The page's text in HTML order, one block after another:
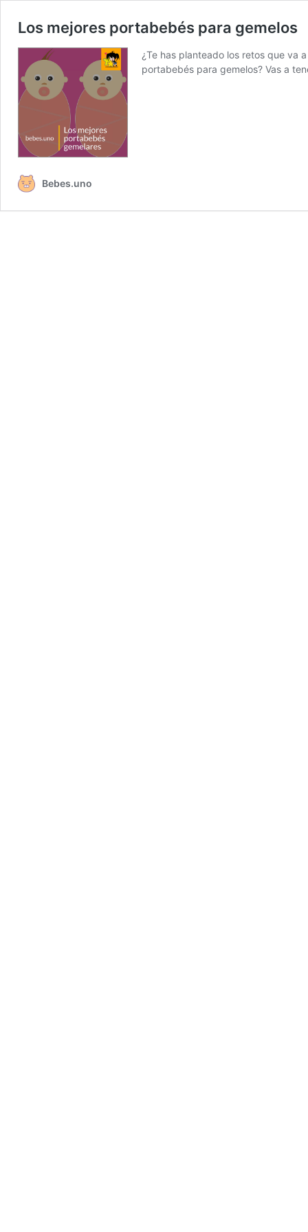
Los mejores portabebés para gemelos
¿Te has planteado los retos que va
portabebés para gemelos? Vas a
Bebes.uno